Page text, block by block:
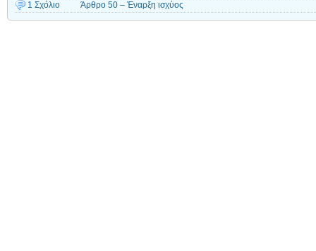
1 Σχόλιο
Άρθρο 50 – Έναρξη ισχύος